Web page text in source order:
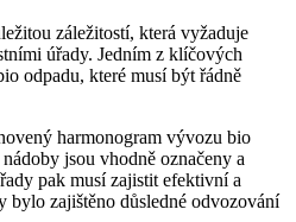
záležitostí, která vyžaduje
​úřady. Jedním ⁤z⁢ klíčových
⁣odpadu, které musí být řádně
harmonogram⁢ vývozu‍ bio
jsou vhodně ⁢označeny a
pak musí⁢ zajistit efektivní a
bylo ‌zajištěno důsledné odvozování‍